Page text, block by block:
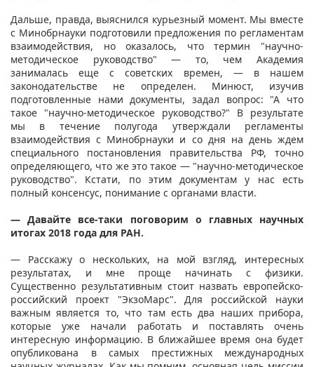
Дальше, правда, выяснился курьезный момент. Мы вместе
с Минобрнауки подготовили предложения по регламентам
взаимодействия, но оказалось, что термин "научно-
методическое руководство" — то, чем Академия
занималась еще с советских времен, — в нашем
законодательстве не определен. Минюст, изучив
подготовленные нами документы, задал вопрос: "А что
такое "научно-методическое руководство?" В результате
мы в течение полугода утверждали регламенты
взаимодействия с Минобрнауки и со дня на день ждем
специального постановления правительства РФ, точно
определяющего, что же это такое — "научно-методическое
руководство". Кстати, по этим документам у нас есть
полный консенсус, понимание с органами власти.
— Давайте все-таки поговорим о главных научных
итогах 2018 года для РАН.
— Расскажу о нескольких, на мой взгляд, интересных
результатах, и мне проще начинать с физики.
Существенно результативным стоит назвать европейско-
российский проект "ЭкзоМарс". Для российской науки
важным является то, что там есть два наших прибора,
которые уже начали работать и поставлять очень
интересную информацию. В ближайшее время она будет
опубликована в самых престижных международных